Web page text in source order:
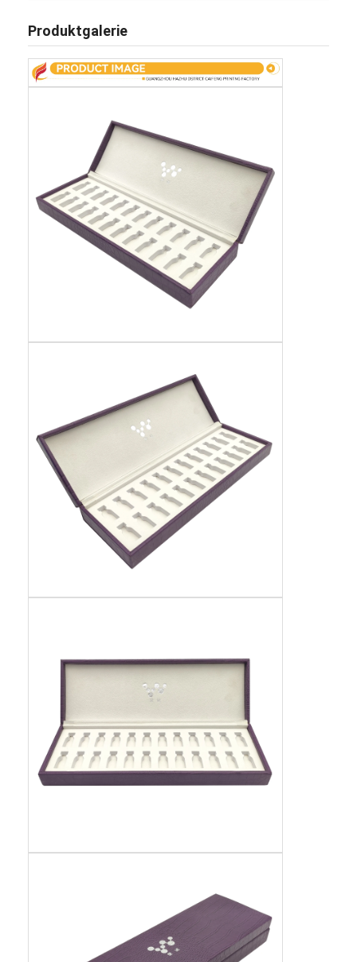
Verpackungskartondruck
Elektronik-Verpackungsbox
Papiergeschenktaschen
Steife Geschenkbox
Faltschachtel aus Papier
Gesichtsmasken-Verpackentasche
Drucken von Broschüren nach Maß
Ein eigenes rotes Paket
Produktgalerie